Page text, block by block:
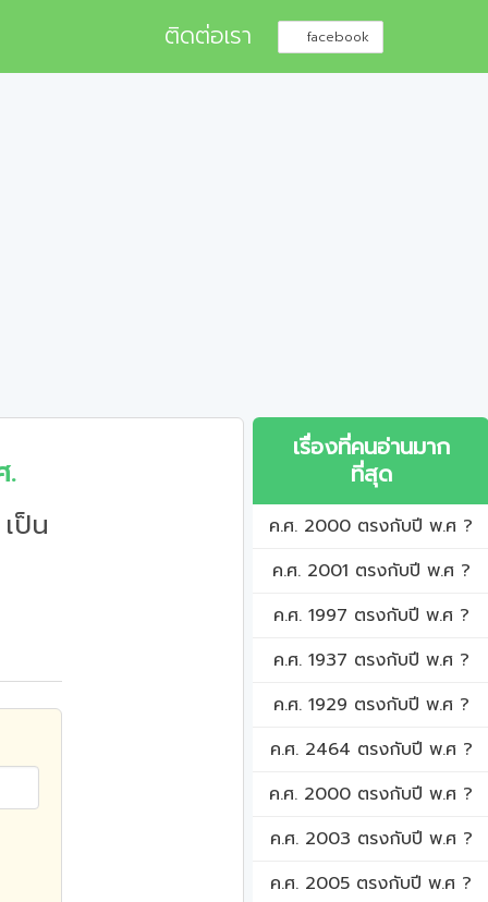
ติดต่อเรา facebook
.
ป็น
เรื่องที่คนอ่านมาก
ที่สุด
ค.ศ. 2000 ตรงกับปี พ.ศ ?
ค.ศ. 2001 ตรงกับปี พ.ศ ?
ค.ศ. 1997 ตรงกับปี พ.ศ ?
ค.ศ. 1937 ตรงกับปี พ.ศ ?
ค.ศ. 1929 ตรงกับปี พ.ศ ?
ค.ศ. 2464 ตรงกับปี พ.ศ ?
ค.ศ. 2000 ตรงกับปี พ.ศ ?
ค.ศ. 2003 ตรงกับปี พ.ศ ?
ค.ศ. 2005 ตรงกับปี พ.ศ ?